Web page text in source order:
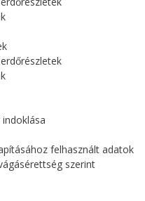
felhasznált adatok
szerint